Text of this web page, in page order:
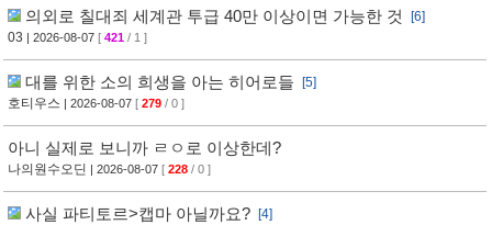
의외로 칠대죄 세계관 투급 40만 이상이면 가능한 것
[6]
03 | 2026-08-07 [ 421 / 1 ]
대를 위한 소의 희생을 아는 히어로들
[5]
호티우스 | 2026-08-07 [ 279 / 0 ]
아니 실제로 보니까 ㄹㅇ로 이상한데?
나의원수오딘 | 2026-08-07 [ 228 / 0 ]
사실 파티토르>캡마 아닐까요? [4]